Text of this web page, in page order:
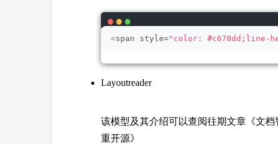
<span style="color: #c678dd;line-
Layoutreader
该模型及其介绍可以查阅往期文章《文档
重开源》